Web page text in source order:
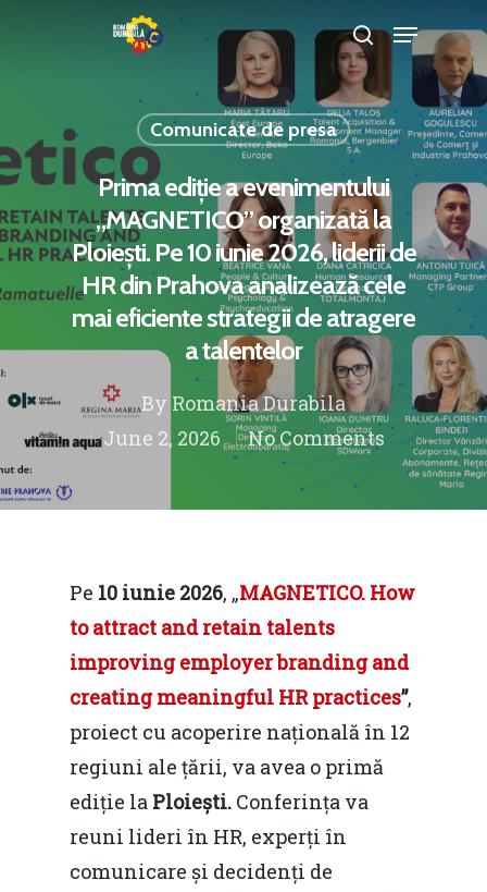
Hit enter to search or ESC to close
Comunicate de presa
Prima ediție a evenimentului
„MAGNETICO” organizată la
Ploiești. Pe 10 iunie 2026, liderii de
HR din Prahova analizează cele
mai eficiente strategii de atragere
a talentelor
By Romania Durabila
June 2, 2026
No Comments
Pe 10 iunie 2026, „MAGNETICO. How
to attract and retain talents
improving employer branding and
creating meaningful HR practices”,
proiect cu acoperire națională în 12
regiuni ale țării, va avea o primă
ediție la Ploiești. Conferința va
reuni lideri în HR, experți în
comunicare și decidenți de